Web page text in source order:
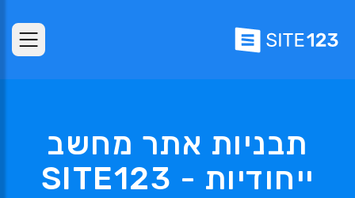
תבניות אתר מחשב
ייחודיות - SITE123